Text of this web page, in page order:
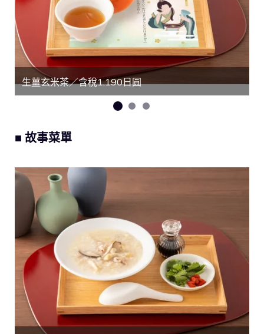
生薑玄米茶／含稅1,190日圓
■ 故事菜單